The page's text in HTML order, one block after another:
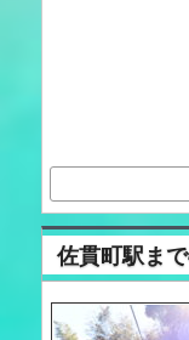
佐貫町駅ま